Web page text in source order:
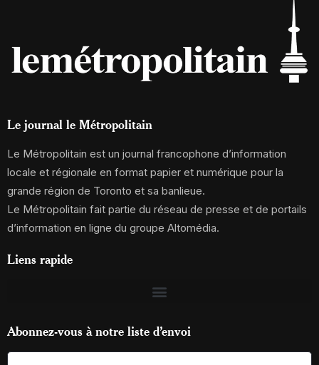
Le journal le Métropolitain
Le Métropolitain est un journal francophone d’information
locale et régionale en format papier et numérique pour la
grande région de Toronto et sa banlieue.
Le Métropolitain fait partie du réseau de presse et de portails
d’information en ligne du groupe Altomédia.
Liens rapide
Abonnez-vous à notre liste d’envoi